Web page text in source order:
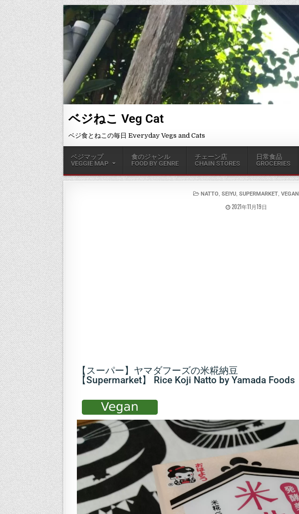
ベジねこ Veg Cat
ベジ食とねこの毎日 Everyday Vegs and Cats
ベジマップ
VEGGIE MAP
食のジャンル
FOOD BY GENRE
チェーン店
CHAIN STORES
日常食品
GROCERIES
NATTO ,SEIYU ,SUPERMARKET ,VEGAN
2021年11月19日
【スーパー】ヤマダフーズの米糀納豆
【Supermarket】 Rice Koji Natto by Yamada Foods